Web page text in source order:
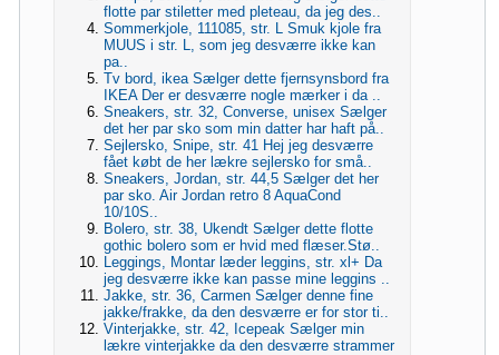
flotte par stiletter med pleteau, da jeg des..
Sommerkjole, 111085, str. L Smuk kjole fra
MUUS i str. L, som jeg desværre ikke kan
pa..
Tv bord, ikea Sælger dette fjernsynsbord fra
IKEA Der er desværre nogle mærker i da ..
Sneakers, str. 32, Converse, unisex Sælger
det her par sko som min datter har haft på..
Sejlersko, Snipe, str. 41 Hej jeg desværre
fået købt de her lækre sejlersko for små..
Sneakers, Jordan, str. 44,5 Sælger det her
par sko. Air Jordan retro 8 AquaCond
10/10S..
Bolero, str. 38, Ukendt Sælger dette flotte
gothic bolero som er hvid med flæser.Stø..
Leggings, Montar læder leggins, str. xl+ Da
jeg desværre ikke kan passe mine leggins ..
Jakke, str. 36, Carmen Sælger denne fine
jakke/frakke, da den desværre er for stor ti..
Vinterjakke, str. 42, Icepeak Sælger min
lækre vinterjakke da den desværre strammer